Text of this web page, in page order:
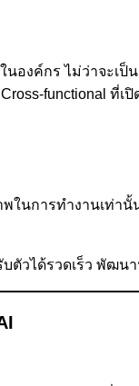
องค์กร ไม่ว่าจะเ
functional
พในการทำงานเท่
วได้รวดเร็ว พัฒน